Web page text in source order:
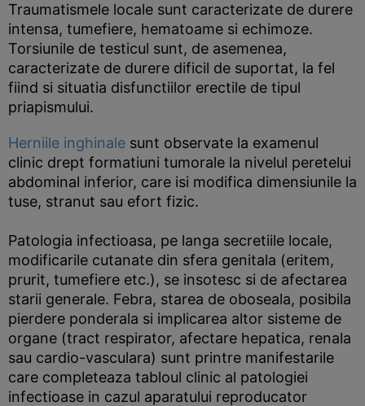
Traumatismele locale sunt caracterizate de durere
intensa, tumefiere, hematoame si echimoze.
Torsiunile de testicul sunt, de asemenea,
caracterizate de durere dificil de suportat, la fel
fiind si situatia disfunctiilor erectile de tipul
priapismului.
Herniile inghinale sunt observate la examenul
clinic drept formatiuni tumorale la nivelul peretelui
abdominal inferior, care isi modifica dimensiunile la
tuse, stranut sau efort fizic.
Patologia infectioasa, pe langa secretiile locale,
modificarile cutanate din sfera genitala (eritem,
prurit, tumefiere etc.), se insotesc si de afectarea
starii generale. Febra, starea de oboseala, posibila
pierdere ponderala si implicarea altor sisteme de
organe (tract respirator, afectare hepatica, renala
sau cardio-vasculara) sunt printre manifestarile
care completeaza tabloul clinic al patologiei
infectioase in cazul aparatului reproducator